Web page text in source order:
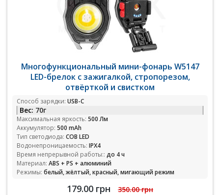
Многофункциональный мини-фонарь W5147
LED-брелок с зажигалкой, стропорезом,
отвёрткой и свистком
Способ зарядки: USB-C
Вес: 70г
Максимальная яркость: 500 Лм
Аккумулятор: 500 mAh
Тип светодиода: COB LED
Водонепроницаемость: IPX4
Время непрерывной работы:: до 4 ч
Материал: ABS + PS + алюминий
Режимы: белый, жёлтый, красный, мигающий режим
179.00 грн 350.00 грн